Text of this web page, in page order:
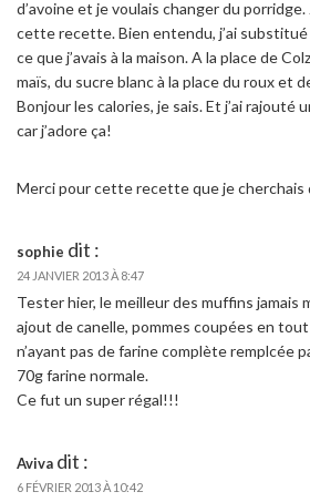
d’avoine et je voulais changer du
cette recette. Bien entendu, j’ai
ce que j’avais à la maison. A la place de
maïs, du sucre blanc à la place du roux et
Bonjour les calories, je sais. Et j’ai rajouté
car j’adore ça!
Merci pour cette recette que je cherchais
sophie dit :
24 JANVIER 2013 À 8:47
Tester hier, le meilleur des muffins jamais
ajout de canelle, pommes coupées en
n’ayant pas de farine complète remplcée
70g farine normale.
Ce fut un super régal!!!
Aviva dit :
6 FÉVRIER 2013 À 10:42